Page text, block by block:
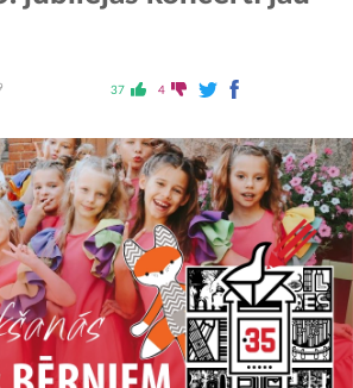
37 4